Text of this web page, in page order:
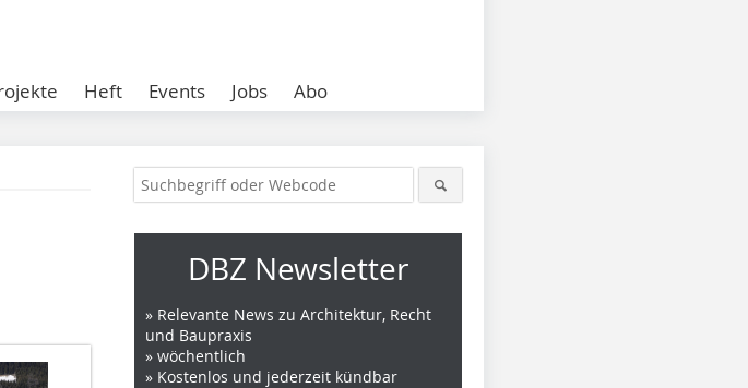
Heft Events Jobs Abo
DBZ Newsletter
» Relevante News zu Architektur, Recht
und Baupraxis
» wöchentlich
» Kostenlos und jederzeit kündbar